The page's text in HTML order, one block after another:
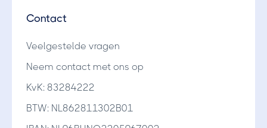
Contact
Veelgestelde vragen
Neem contact met ons op
KvK: 83284222
BTW: NL862811302B01